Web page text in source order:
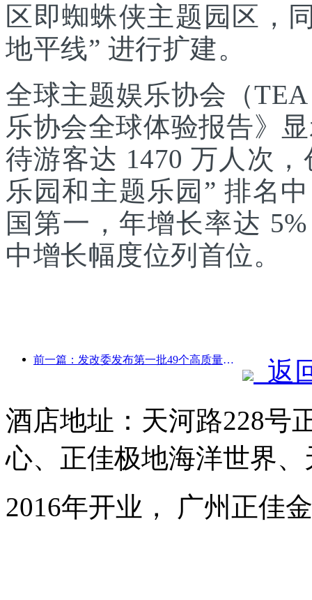
区即蜘蛛侠主题园区，
地平线” 进行扩建。
全球主题娱乐协会（
乐协会全球体验报告》
待游客达 1470 万人次
乐园和主题乐园” 排名
国第一，年增长率达
中增长幅度位列首位。
前一篇：发改委发布第一批49个高质量户外运动目的地名单
返
酒店地址：天河路228号
心、正佳极地海洋世界
2016年开业， 广州正